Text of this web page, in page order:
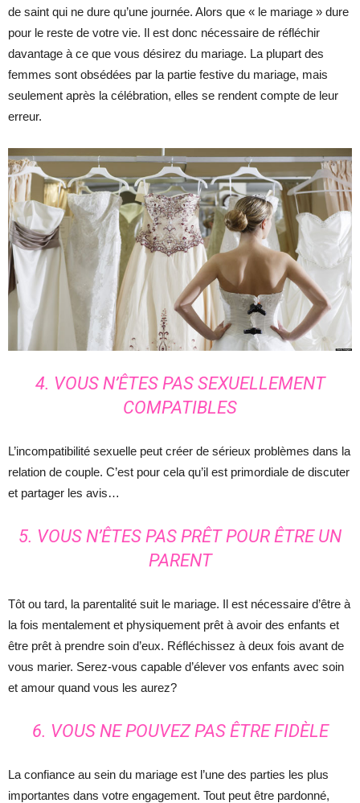
de saint qui ne dure qu’une journée. Alors que « le mariage » dure
pour le reste de votre vie. Il est donc nécessaire de réfléchir
davantage à ce que vous désirez du mariage. La plupart des
femmes sont obsédées par la partie festive du mariage, mais
seulement après la célébration, elles se rendent compte de leur
erreur.
4. VOUS N’ÊTES PAS SEXUELLEMENT
COMPATIBLES
L’incompatibilité sexuelle peut créer de sérieux problèmes dans la
relation de couple. C’est pour cela qu’il est primordiale de discuter
et partager les avis…
5. VOUS N’ÊTES PAS PRÊT POUR ÊTRE UN
PARENT
Tôt ou tard, la parentalité suit le mariage. Il est nécessaire d’être à
la fois mentalement et physiquement prêt à avoir des enfants et
être prêt à prendre soin d’eux. Réfléchissez à deux fois avant de
vous marier. Serez-vous capable d’élever vos enfants avec soin
et amour quand vous les aurez?
6. VOUS NE POUVEZ PAS ÊTRE FIDÈLE
La confiance au sein du mariage est l’une des parties les plus
importantes dans votre engagement. Tout peut être pardonné,